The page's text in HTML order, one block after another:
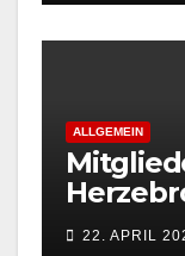
ALLGEMEIN
22. APRIL